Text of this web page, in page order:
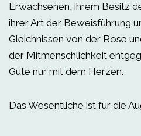
Erwachsenen, ihrem Besitz
ihrer Art der Beweisführung
Gleichnissen von der Rose
der Mitmenschlichkeit
Gute nur mit dem Herzen.
Das Wesentliche ist für die